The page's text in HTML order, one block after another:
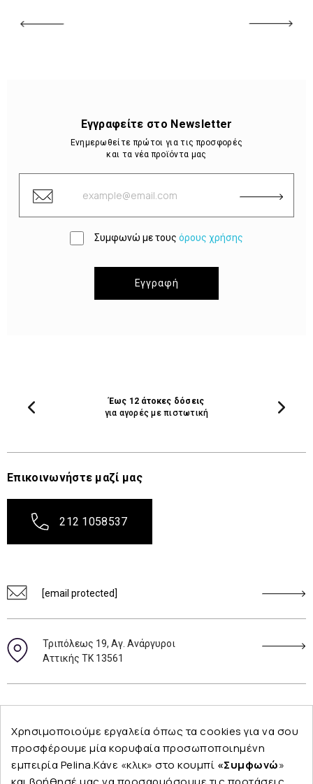
Εγγραφείτε στο Newsletter
Ενημερωθείτε πρώτοι για τις προσφορές
και τα νέα προϊόντα μας
Συμφωνώ με τους όρους χρήσης
Εγγραφή
Έως 12 άτοκες δόσεις
για αγορές με πιστωτική
Επικοινωνήστε μαζί μας
212 1058537
[email protected]
Τριπόλεως 19, Αγ. Ανάργυροι
Αττικής ΤΚ 13561
Χρησιμοποιούμε εργαλεία όπως τα cookies για να σου
προσφέρουμε μία κορυφαία προσωποποιημένη
εμπειρία Pelina.Κάνε «κλικ» στο κουμπί «Συμφωνώ»